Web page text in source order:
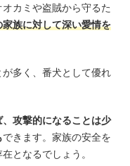
カミや盗賊から守るた
族に対して深い愛情を
多く、番犬として優れ
攻撃的になることは少
できます。家族の安全を
となるでしょう。